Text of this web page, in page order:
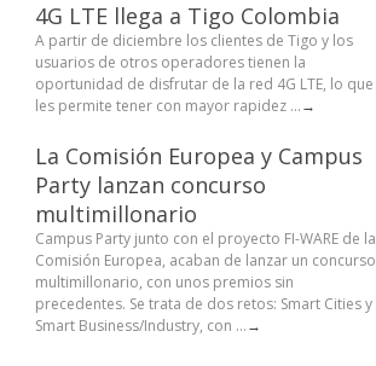
4G LTE llega a Tigo Colombia
A partir de diciembre los clientes de Tigo y los
usuarios de otros operadores tienen la
oportunidad de disfrutar de la red 4G LTE, lo que
les permite tener con mayor rapidez ...→
La Comisión Europea y Campus
Party lanzan concurso
multimillonario
Campus Party junto con el proyecto FI-WARE de la
Comisión Europea, acaban de lanzar un concurso
multimillonario, con unos premios sin
precedentes. Se trata de dos retos: Smart Cities y
Smart Business/Industry, con ...→